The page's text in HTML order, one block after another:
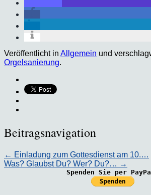
Veröffentlicht in Allgemein und
Orgelsanierung.
Beitragsnavigation
← Einladung zum Gottesdienst am 10.…
Was? Glaubst Du? Wer? Du?… →
Spenden Sie per